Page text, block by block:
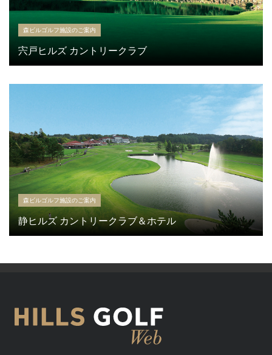
森ビルゴルフ施設のご案内
宍戸ヒルズ カントリークラブ
森ビルゴルフ施設のご案内
静ヒルズ カントリークラブ＆ホテル